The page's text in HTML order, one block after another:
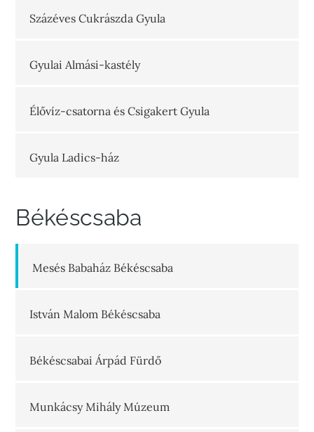
Százéves Cukrászda Gyula
Gyulai Almási-kastély
Élővíz-csatorna és Csigakert Gyula
Gyula Ladics-ház
Békéscsaba
Mesés Babaház Békéscsaba
István Malom Békéscsaba
Békéscsabai Árpád Fürdő
Munkácsy Mihály Múzeum